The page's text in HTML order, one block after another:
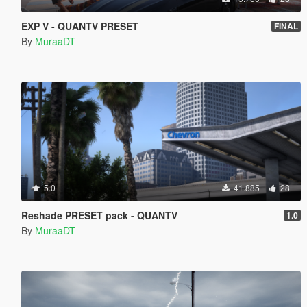
EXP V - QUANTV PRESET FINAL
By MuraaDT
5.0 41.885 28
Reshade PRESET pack - QUANTV 1.0
By MuraaDT